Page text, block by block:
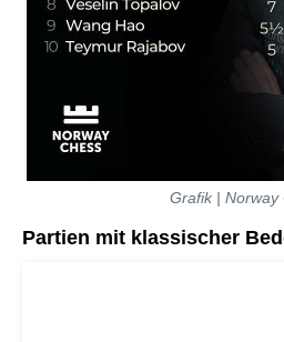
Grafik | Norway
Partien mit klassischer